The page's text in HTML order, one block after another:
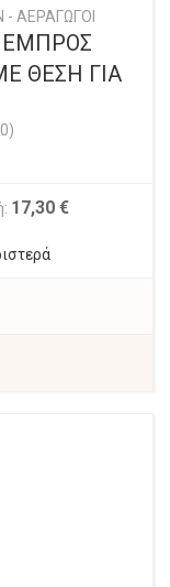
ΑΕΡΑΓΩΓΟΙ
ΕΜΠΡΟΣ
ΘΕΣΗ ΓΙΑ
17,30 €